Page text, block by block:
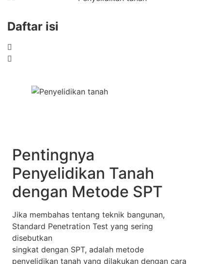
Daftar isi
Pentingnya
Penyelidikan Tanah
dengan Metode SPT
Jika membahas tentang teknik bangunan,
Standard Penetration Test yang sering
disebutkan
singkat dengan SPT, adalah metode
penyelidikan tanah yang dilakukan dengan cara